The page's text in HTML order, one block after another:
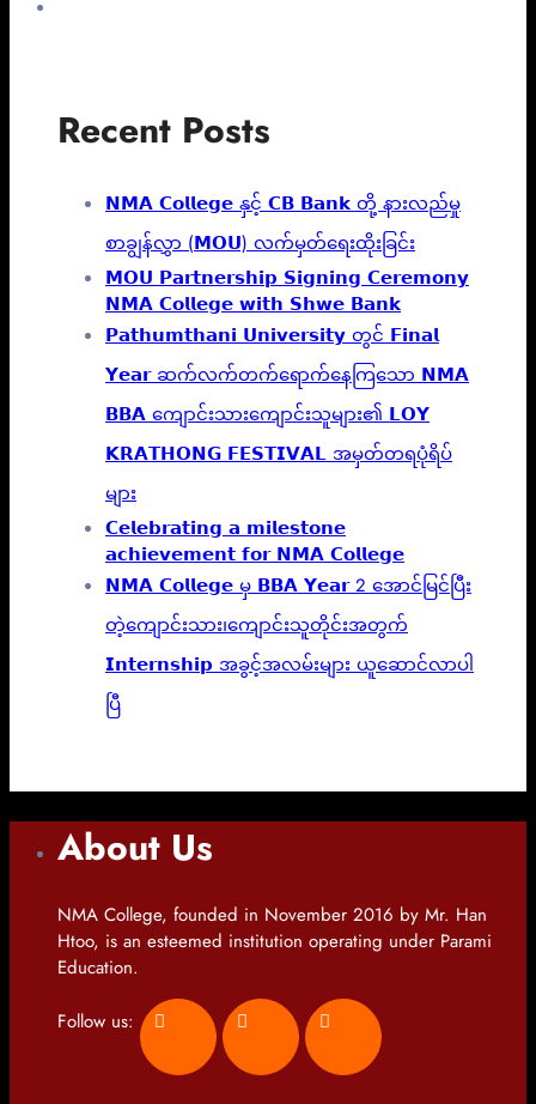
Recent Posts
𝗡𝗠𝗔 𝗖𝗼𝗹𝗹𝗲𝗴𝗲 နှင့် 𝗖𝗕 𝗕𝗮𝗻𝗸 တို့ နားလည်မှု
စာချွန်လွှာ (𝗠𝗢𝗨) လက်မှတ်ရေးထိုးခြင်း
𝗠𝗢𝗨 𝗣𝗮𝗿𝘁𝗻𝗲𝗿𝘀𝗵𝗶𝗽 𝗦𝗶𝗴𝗻𝗶𝗻𝗴 𝗖𝗲𝗿𝗲𝗺𝗼𝗻𝘆
𝗡𝗠𝗔 𝗖𝗼𝗹𝗹𝗲𝗴𝗲 𝘄𝗶𝘁𝗵 𝗦𝗵𝘄𝗲 𝗕𝗮𝗻𝗸
𝗣𝗮𝘁𝗵𝘂𝗺𝘁𝗵𝗮𝗻𝗶 𝗨𝗻𝗶𝘃𝗲𝗿𝘀𝗶𝘁𝘆 တွင် 𝗙𝗶𝗻𝗮𝗹
𝗬𝗲𝗮𝗿 ဆက်လက်တက်ရောက်နေကြသော 𝗡𝗠𝗔
𝗕𝗕𝗔 ကျောင်းသားကျောင်းသူများ၏ 𝗟𝗢𝗬
𝗞𝗥𝗔𝗧𝗛𝗢𝗡𝗚 𝗙𝗘𝗦𝗧𝗜𝗩𝗔𝗟 အမှတ်တရပုံရိပ်
များ
𝗖𝗲𝗹𝗲𝗯𝗿𝗮𝘁𝗶𝗻𝗴 𝗮 𝗺𝗶𝗹𝗲𝘀𝘁𝗼𝗻𝗲
𝗮𝗰𝗵𝗶𝗲𝘃𝗲𝗺𝗲𝗻𝘁 𝗳𝗼𝗿 𝗡𝗠𝗔 𝗖𝗼𝗹𝗹𝗲𝗴𝗲
𝗡𝗠𝗔 𝗖𝗼𝗹𝗹𝗲𝗴𝗲 မှ 𝗕𝗕𝗔 𝗬𝗲𝗮𝗿 2 အောင်မြင်ပြီး
တဲ့ကျောင်းသား၊‌ကျောင်းသူတိုင်းအတွက်
𝗜𝗻𝘁𝗲𝗿𝗻𝘀𝗵𝗶𝗽 အခွင့်အလမ်းများ ယူဆောင်လာပါ
ပြီ
About Us
NMA College, founded in November 2016 by Mr. Han
Htoo, is an esteemed institution operating under Parami
Education.
Follow us: